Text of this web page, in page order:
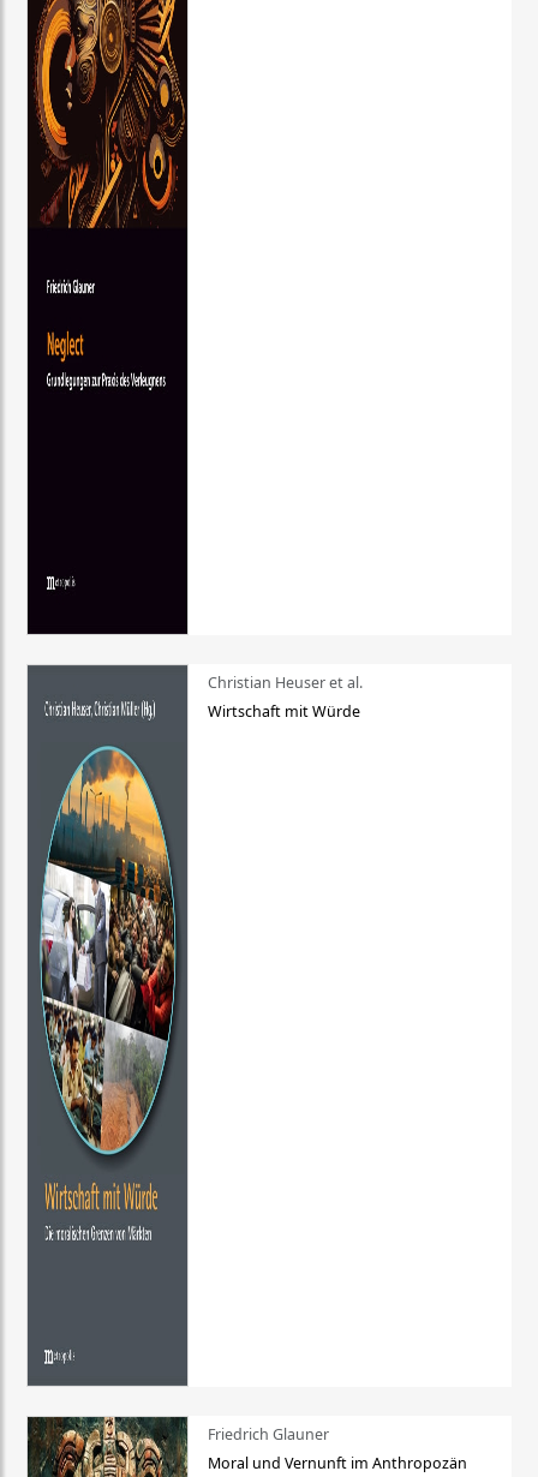
Christian Heuser et al.
Wirtschaft mit Würde
Friedrich Glauner
Moral und Vernunft im Anthropozän